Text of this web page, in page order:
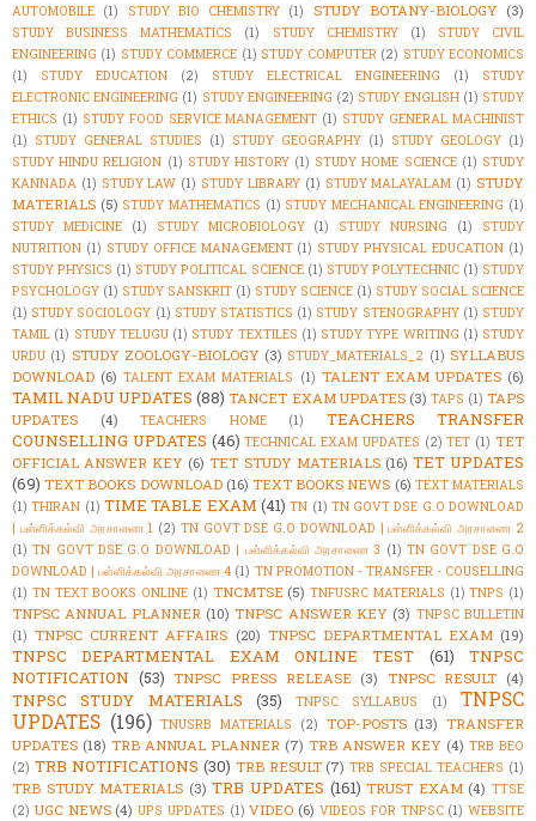
AUTOMOBILE (1) STUDY BIO CHEMISTRY (1) STUDY BOTANY-BIOLOGY (3)
STUDY BUSINESS MATHEMATICS (1) STUDY CHEMISTRY (1)
STUDY CIVIL
ENGINEERING (1) STUDY COMMERCE (1) STUDY COMPUTER (2) STUDY ECONOMICS
(1)
STUDY EDUCATION (2) STUDY ELECTRICAL ENGINEERING (1)
STUDY
ELECTRONIC ENGINEERING (1) STUDY ENGINEERING (2) STUDY ENGLISH (1) STUDY
ETHICS (1) STUDY FOOD SERVICE MANAGEMENT (1) STUDY GENERAL MACHINIST
(1) STUDY GENERAL STUDIES (1) STUDY GEOGRAPHY (1) STUDY GEOLOGY (1)
STUDY HINDU RELIGION (1) STUDY HISTORY (1) STUDY HOME SCIENCE (1) STUDY
KANNADA (1) STUDY LAW (1) STUDY LIBRARY (1) STUDY MALAYALAM (1) STUDY
MATERIALS (5) STUDY MATHEMATICS (1) STUDY MECHANICAL ENGINEERING (1)
STUDY MEDICINE
(1) STUDY MICROBIOLOGY (1) STUDY NURSING (1)
STUDY
NUTRITION (1) STUDY OFFICE MANAGEMENT (1) STUDY PHYSICAL EDUCATION (1)
STUDY PHYSICS (1) STUDY POLITICAL SCIENCE (1) STUDY POLYTECHNIC (1) STUDY
PSYCHOLOGY (1) STUDY SANSKRIT (1) STUDY SCIENCE (1) STUDY SOCIAL SCIENCE
(1) STUDY SOCIOLOGY (1) STUDY STATISTICS (1) STUDY STENOGRAPHY (1) STUDY
TAMIL (1) STUDY TELUGU (1) STUDY TEXTILES (1) STUDY TYPE WRITING (1) STUDY
URDU (1) STUDY ZOOLOGY-BIOLOGY (3) STUDY_MATERIALS_2 (1) SYLLABUS
DOWNLOAD (6) TALENT EXAM MATERIALS (1) TALENT EXAM UPDATES (6)
TAMIL NADU UPDATES (88) TANCET EXAM UPDATES (3) TAPS (1) TAPS
UPDATES
(4) TEACHERS HOME (1)
TEACHERS TRANSFER
COUNSELLING UPDATES (46) TECHNICAL EXAM UPDATES (2) TET (1) TET
OFFICIAL ANSWER KEY (6) TET STUDY MATERIALS (16) TET UPDATES
(69) TEXT BOOKS DOWNLOAD (16) TEXT BOOKS NEWS (6) TEXT MATERIALS
(1) THIRAN (1) TIME TABLE EXAM (41) TN (1) TN GOVT DSE G.O DOWNLOAD
| பள்ளிக்கல்வி அரசாணை 1 (2) TN GOVT DSE G.O DOWNLOAD | பள்ளிக்கல்வி அரசாணை 2
(1) TN GOVT DSE G.O DOWNLOAD | பள்ளிக்கல்வி அரசாணை 3 (1) TN GOVT DSE G.O
DOWNLOAD | பள்ளிக்கல்வி அரசாணை 4 (1) TN PROMOTION - TRANSFER - COUSELLING
(1) TN TEXT BOOKS ONLINE (1) TNCMTSE (5) TNFUSRC MATERIALS (1) TNPS (1)
TNPSC ANNUAL PLANNER (10) TNPSC ANSWER KEY (3) TNPSC BULLETIN
(1) TNPSC CURRENT AFFAIRS (20) TNPSC DEPARTMENTAL EXAM (19)
TNPSC DEPARTMENTAL EXAM ONLINE TEST (61)
TNPSC
NOTIFICATION (53) TNPSC PRESS RELEASE (3) TNPSC RESULT (4)
TNPSC STUDY MATERIALS (35) TNPSC SYLLABUS (1)
TNPSC
UPDATES (196) TNUSRB MATERIALS (2) TOP-POSTS (13) TRANSFER
UPDATES (18) TRB ANNUAL PLANNER (7) TRB ANSWER KEY (4) TRB BEO
(2) TRB NOTIFICATIONS (30) TRB RESULT (7) TRB SPECIAL TEACHERS (1)
TRB STUDY MATERIALS (3) TRB UPDATES (161) TRUST EXAM (4) TTSE
(2) UGC NEWS (4) UPS UPDATES (1) VIDEO (6) VIDEOS FOR TNPSC (1) WEBSITE